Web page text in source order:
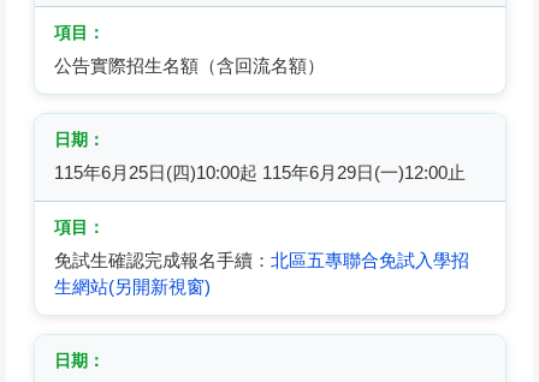
公告實際招生名額（含回流名額）
115年6月25日(四)10:00起 115年6月29日(一)12:00止
免試生確認完成報名手續： 北區五專聯合免試入學招
生網站(另開新視窗)